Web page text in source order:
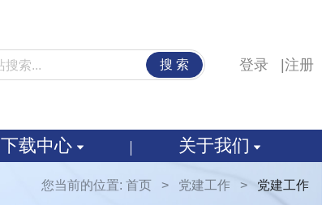
搜 索 登录 注册
下载中心 关于我们
您当前的位置: 首页 > 党建工作 > 党建工作